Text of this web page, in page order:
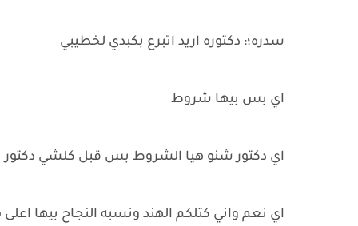
سدره؛: دكتوره اريد اتبرع بكبدي لخطيبي
اي بس بيها شروط
اي دكتور شنو هيا الشروط بس قبل كلشي دكتور
اي نعم واني كتلكم الهند ونسبه النجاح بيها